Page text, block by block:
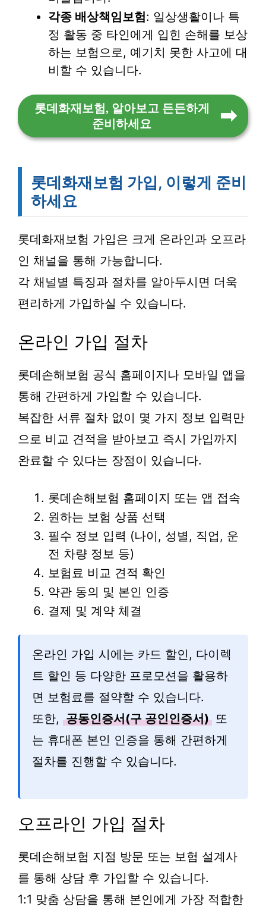
각종 배상책임보험: 일상생활이나 특
정 활동 중 타인에게 입힌 손해를 보상
하는 보험으로, 예기치 못한 사고에 대
비할 수 있습니다.
롯데화재보험, 알아보고 든든하게
준비하세요
롯데화재보험 가입, 이렇게 준비
하세요
롯데화재보험 가입은 크게 온라인과 오프라
인 채널을 통해 가능합니다.
각 채널별 특징과 절차를 알아두시면 더욱
편리하게 가입하실 수 있습니다.
온라인 가입 절차
롯데손해보험 공식 홈페이지나 모바일 앱을
통해 간편하게 가입할 수 있습니다.
복잡한 서류 절차 없이 몇 가지 정보 입력만
으로 비교 견적을 받아보고 즉시 가입까지
완료할 수 있다는 장점이 있습니다.
롯데손해보험 홈페이지 또는 앱 접속
원하는 보험 상품 선택
필수 정보 입력 (나이, 성별, 직업, 운
전 차량 정보 등)
보험료 비교 견적 확인
약관 동의 및 본인 인증
결제 및 계약 체결
온라인 가입 시에는 카드 할인, 다이렉
트 할인 등 다양한 프로모션을 활용하
면 보험료를 절약할 수 있습니다.
또한, 공동인증서(구 공인인증서) 또
는 휴대폰 본인 인증을 통해 간편하게
절차를 진행할 수 있습니다.
오프라인 가입 절차
롯데손해보험 지점 방문 또는 보험 설계사
를 통해 상담 후 가입할 수 있습니다.
1:1 맞춤 상담을 통해 본인에게 가장 적합한